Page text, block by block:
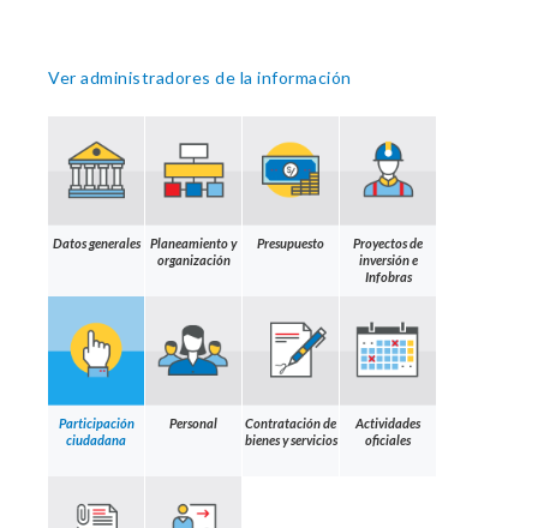
Ver administradores de la información
Datos generales
Planeamiento y
organización
Presupuesto
Proyectos de
inversión e
Infobras
Participación
ciudadana
Personal
Contratación de
bienes y servicios
Actividades
oficiales